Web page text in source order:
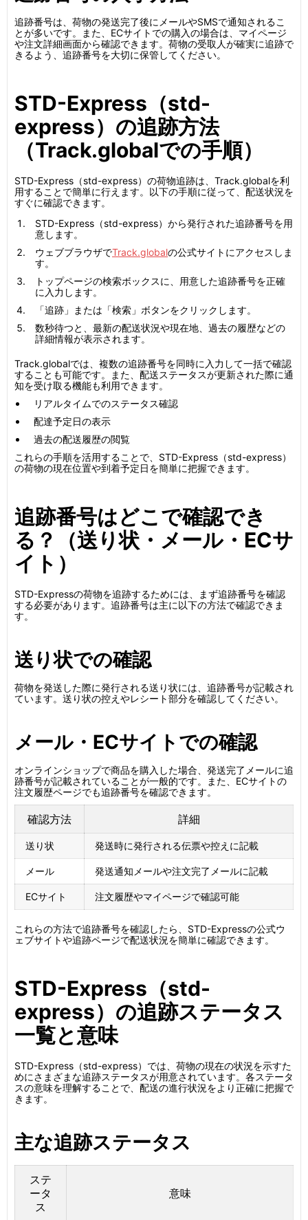
追跡番号は、荷物の発送完了後にメールやSMSで通知されるこ
とが多いです。また、ECサイトでの購入の場合は、マイページ
や注文詳細画面から確認できます。荷物の受取人が確実に追跡で
きるよう、追跡番号を大切に保管してください。
STD-Express（std-
express）の追跡方法
（Track.globalでの手順）
STD-Express（std-express）の荷物追跡は、Track.globalを利
用することで簡単に行えます。以下の手順に従って、配送状況を
すぐに確認できます。
STD-Express（std-express）から発行された追跡番号を用
意します。
ウェブブラウザでTrack.globalの公式サイトにアクセスしま
す。
トップページの検索ボックスに、用意した追跡番号を正確
に入力します。
「追跡」または「検索」ボタンをクリックします。
数秒待つと、最新の配送状況や現在地、過去の履歴などの
詳細情報が表示されます。
Track.globalでは、複数の追跡番号を同時に入力して一括で確認
することも可能です。また、配送ステータスが更新された際に通
知を受け取る機能も利用できます。
リアルタイムでのステータス確認
配達予定日の表示
過去の配送履歴の閲覧
これらの手順を活用することで、STD-Express（std-express）
の荷物の現在位置や到着予定日を簡単に把握できます。
追跡番号はどこで確認でき
る？（送り状・メール・ECサ
イト）
STD-Expressの荷物を追跡するためには、まず追跡番号を確認
する必要があります。追跡番号は主に以下の方法で確認できま
す。
送り状での確認
荷物を発送した際に発行される送り状には、追跡番号が記載され
ています。送り状の控えやレシート部分を確認してください。
メール・ECサイトでの確認
オンラインショップで商品を購入した場合、発送完了メールに追
跡番号が記載されていることが一般的です。また、ECサイトの
注文履歴ページでも追跡番号を確認できます。
確認方法 詳細
送り状 発送時に発行される伝票や控えに記載
メール 発送通知メールや注文完了メールに記載
ECサイト 注文履歴やマイページで確認可能
これらの方法で追跡番号を確認したら、STD-Expressの公式ウ
ェブサイトや追跡ページで配送状況を簡単に確認できます。
STD-Express（std-
express）の追跡ステータス
一覧と意味
STD-Express（std-express）では、荷物の現在の状況を示すた
めにさまざまな追跡ステータスが用意されています。各ステータ
スの意味を理解することで、配送の進行状況をより正確に把握で
きます。
主な追跡ステータス
ステ
ータ
ス
意味